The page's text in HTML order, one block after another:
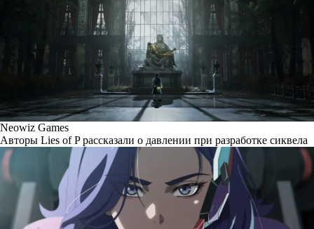
Neowiz Games
Авторы Lies of P рассказали о давлении при разработке сиквела